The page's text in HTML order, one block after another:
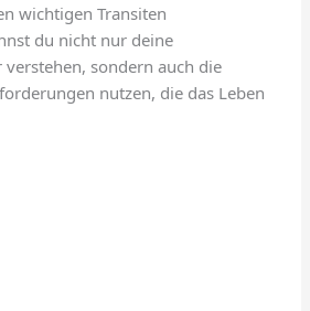
wichtigen Transiten
du nicht nur deine
verstehen, sondern auch die
nutzen, die das Leben